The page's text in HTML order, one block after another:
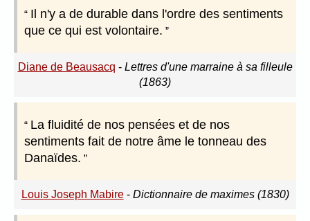
Il n'y a de durable dans l'ordre des sentiments
que ce qui est volontaire.
Diane de Beausacq - Lettres d'une marraine à sa filleule
(1863)
La fluidité de nos pensées et de nos
sentiments fait de notre âme le tonneau des
Danaïdes.
Louis Joseph Mabire- Dictionnaire de maximes (1830)